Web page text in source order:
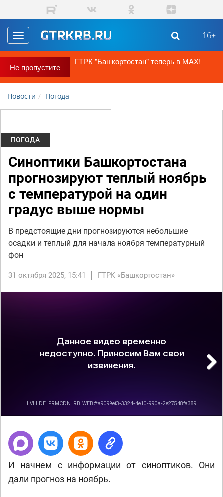
Перейти к основному содержанию
Toggle
navigation
16+
Не пропустите
ГТРК "Башкортостан" теперь в MAX!
Новости Погода
ПОГОДА
Синоптики Башкортостана
прогнозируют теплый ноябрь
с температурой на один
градус выше нормы
В предстоящие дни прогнозируются небольшие
осадки и теплый для начала ноября температурный
фон
31 октября 2025, 15:41 ГТРК «Башкортостан»
И начнем с информации от синоптиков. Они
дали прогноз на ноябрь.